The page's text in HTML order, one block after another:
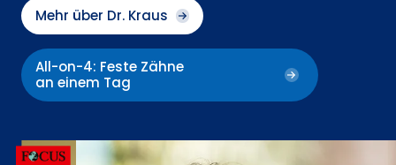
Mehr über Dr. Kraus
All-on-4: Feste Zähne
an einem Tag